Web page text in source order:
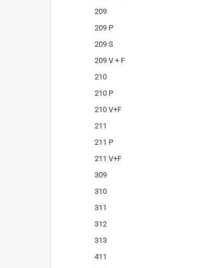
209
209 P
209 S
209 V + F
210
210 P
210 V+F
211
211 P
211 V+F
309
310
311
312
313
411